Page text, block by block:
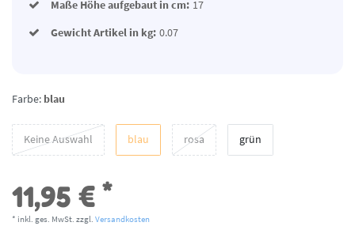
Maße Höhe aufgebaut in cm: 17
Gewicht Artikel in kg: 0.07
Farbe: blau
Keine Auswahl blau rosa grün
11,95 € *
* inkl. ges. MwSt. zzgl. Versandkosten